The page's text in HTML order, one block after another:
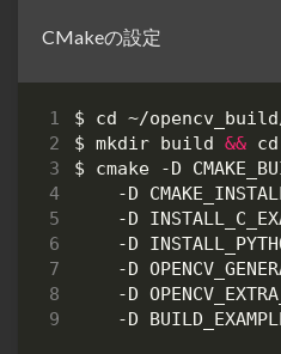
CMakeの設定
$ cd
$ mkdir build && cd
$ cmake -D
    -D
    -D
    -D
    -D
    -D
    -D